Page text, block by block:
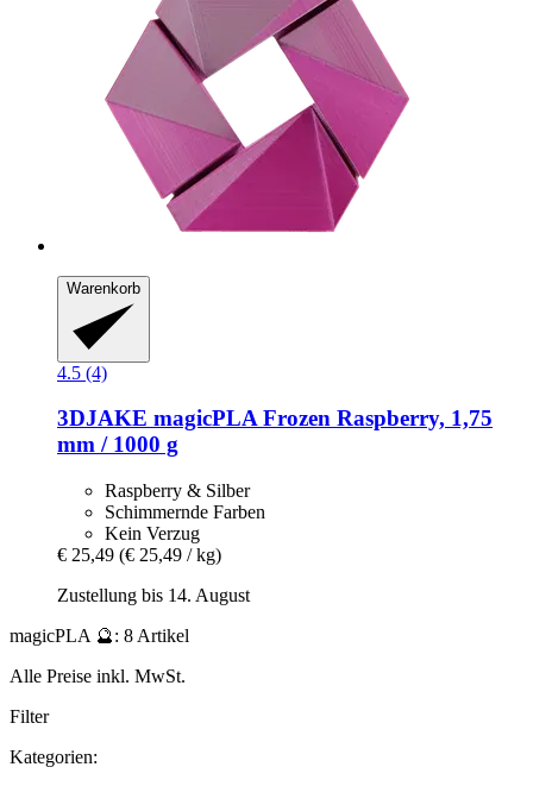
Warenkorb
4.5 (4)
3DJAKE magicPLA Frozen Raspberry, 1,75
mm / 1000 g
Raspberry & Silber
Schimmernde Farben
Kein Verzug
€ 25,49 (€ 25,49 / kg)
Zustellung bis 14. August
magicPLA 🔮: 8 Artikel
Alle Preise inkl. MwSt.
Filter
Kategorien: